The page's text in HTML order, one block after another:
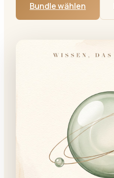
Bundle wählen